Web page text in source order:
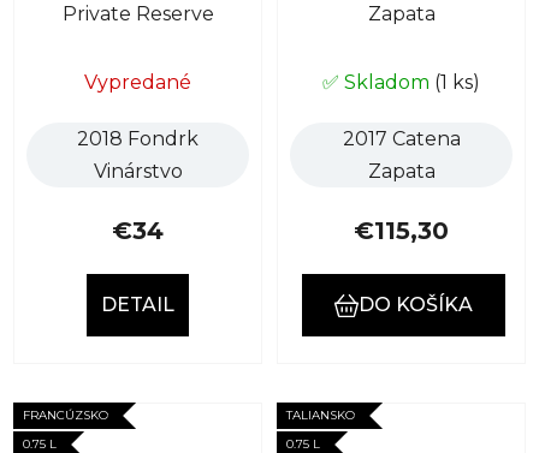
Private Reserve
Vypredané
2018 Fondrk
Vinárstvo
€34
DETAIL
Zapata
✅ Skladom (1 ks)
2017 Catena
Zapata
€115,30
DO KOŠÍKA
FRANCÚZSKO
0.75 L
TALIANSKO
0.75 L